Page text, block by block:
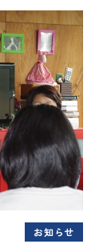
お知らせ